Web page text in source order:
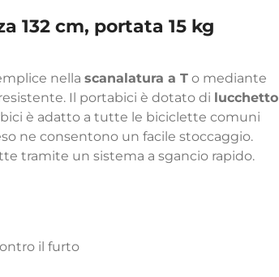
132 cm, portata 15 kg
nella scanalatura a T o mediante
Il portabici è dotato di lucchetto
è adatto a tutte le biciclette comuni
ne consentono un facile stoccaggio.
tramite un sistema a sgancio rapido.
il furto